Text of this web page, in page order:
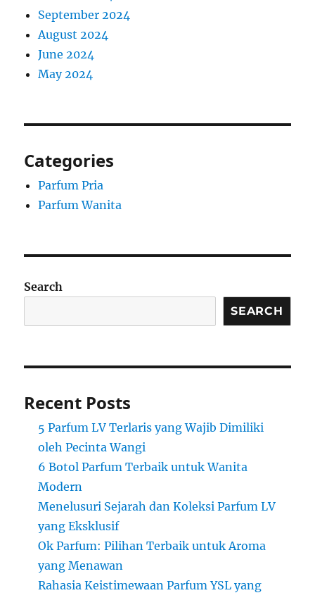
September 2024
August 2024
June 2024
May 2024
Categories
Parfum Pria
Parfum Wanita
Search
SEARCH
Recent Posts
5 Parfum LV Terlaris yang Wajib Dimiliki
oleh Pecinta Wangi
6 Botol Parfum Terbaik untuk Wanita
Modern
Menelusuri Sejarah dan Koleksi Parfum LV
yang Eksklusif
Ok Parfum: Pilihan Terbaik untuk Aroma
yang Menawan
Rahasia Keistimewaan Parfum YSL yang